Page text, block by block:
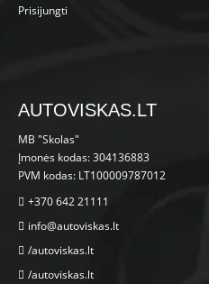
Prisijungti
AUTOVISKAS.LT
MB "Skolas"
Įmonės kodas: 304136883
PVM kodas: LT100009787012
+370 642 21111
info@autoviskas.lt
/autoviskas.lt
/autoviskas.lt